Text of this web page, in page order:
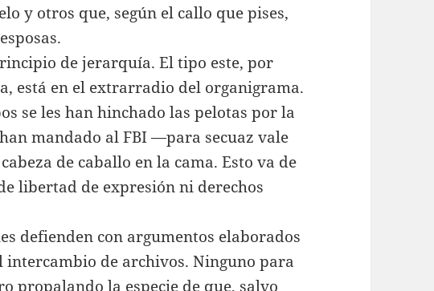
y otros que, según el callo que pises,
de jerarquía. El tipo este, por
está en el extrarradio del organigrama.
se les han hinchado las pelotas por la
mandado al FBI —para secuaz vale
de caballo en la cama. Esto va de
libertad de expresión ni derechos
defienden con argumentos elaborados
de archivos. Ninguno para
propalando la especie de que, salvo